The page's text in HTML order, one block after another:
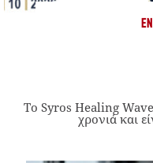
Το Syros Healing
χρονιά και